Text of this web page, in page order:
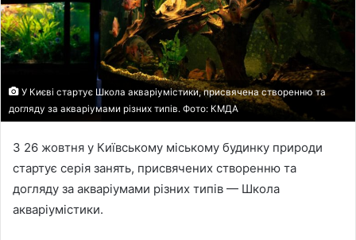
У Києві стартує Школа акваріумістики, присвячена створенню та
догляду за акваріумами різних типів. Фото: КМДА
З 26 жовтня у Київському міському будинку природи
стартує серія занять, присвячених створенню та
догляду за акваріумами різних типів — Школа
акваріумістики.